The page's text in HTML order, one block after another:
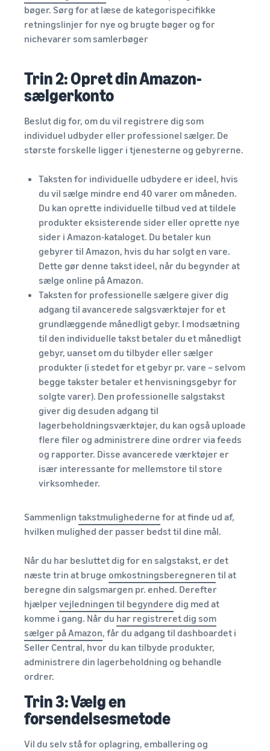
bøger. Sørg for at læse de kategorispecifikke
retningslinjer for nye og brugte bøger og for
nichevarer som samlerbøger
Trin 2: Opret din Amazon-
sælgerkonto
Beslut dig for, om du vil registrere dig som
individuel udbyder eller professionel sælger. De
største forskelle ligger i tjenesterne og gebyrerne.
Taksten for individuelle udbydere er ideel, hvis
du vil sælge mindre end 40 varer om måneden.
Du kan oprette individuelle tilbud ved at tildele
produkter eksisterende sider eller oprette nye
sider i Amazon-kataloget. Du betaler kun
gebyrer til Amazon, hvis du har solgt en vare.
Dette gør denne takst ideel, når du begynder at
sælge online på Amazon.
Taksten for professionelle sælgere giver dig
adgang til avancerede salgsværktøjer for et
grundlæggende månedligt gebyr. I modsætning
til den individuelle takst betaler du et månedligt
gebyr, uanset om du tilbyder eller sælger
produkter (i stedet for et gebyr pr. vare – selvom
begge takster betaler et henvisningsgebyr for
solgte varer). Den professionelle salgstakst
giver dig desuden adgang til
lagerbeholdningsværktøjer, du kan også uploade
flere filer og administrere dine ordrer via feeds
og rapporter. Disse avancerede værktøjer er
især interessante for mellemstore til store
virksomheder.
Sammenlign takstmulighederne for at finde ud af,
hvilken mulighed der passer bedst til dine mål.
Når du har besluttet dig for en salgstakst, er det
næste trin at bruge omkostningsberegneren til at
beregne din salgsmargen pr. enhed. Derefter
hjælper vejledningen til begyndere dig med at
komme i gang. Når du har registreret dig som
sælger på Amazon, får du adgang til dashboardet i
Seller Central, hvor du kan tilbyde produkter,
administrere din lagerbeholdning og behandle
ordrer.
Trin 3: Vælg en
forsendelsesmetode
Vil du selv stå for oplagring, emballering og